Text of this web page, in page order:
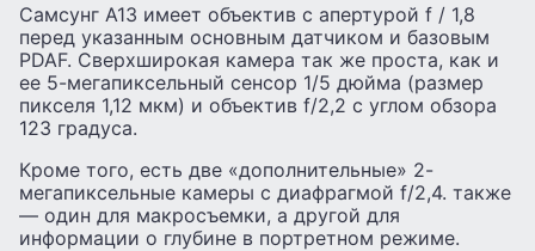
Самсунг А13 имеет объектив с апертурой f / 1,8
перед указанным основным датчиком и базовым
PDAF. Сверхширокая камера так же проста, как и
ее 5-мегапиксельный сенсор 1/5 дюйма (размер
пикселя 1,12 мкм) и объектив f/2,2 с углом обзора
123 градуса.
Кроме того, есть две «дополнительные» 2-
мегапиксельные камеры с диафрагмой f/2,4. также
— один для макросъемки, а другой для
информации о глубине в портретном режиме.